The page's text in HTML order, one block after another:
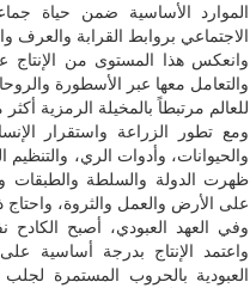
الموارد الأساسية ضمن حياة
الاجتماعي بروابط القرابة والعرف
وانعكس هذا المستوى من الإنتاج
والتعامل معها عبر الأسطورة
للعالم مرتبطاً بالمخيلة الرمزية
ومع تطور الزراعة واستقرار
والحيوانات، وأدوات الري،
ظهرت الدولة والسلطة والطبقات
على الأرض والعمل والثروة، واحتاج
وفي العهد العبودي، أصبح
واعتمد الإنتاج بدرجة أساسية
العبودية بالحروب المستمرة لجلب